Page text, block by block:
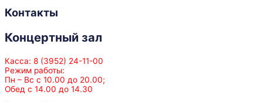
Контакты
Концертный зал
Касса: 8 (3952) 24-11-00
Режим работы:
Пн – Вс с 10.00 до 20.00;
Обед с 14.00 до 14.30